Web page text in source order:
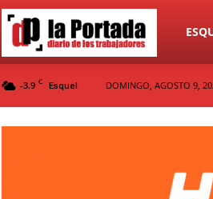
Diario
-3.9 C Esquel DOMINGO, AGOSTO 9,